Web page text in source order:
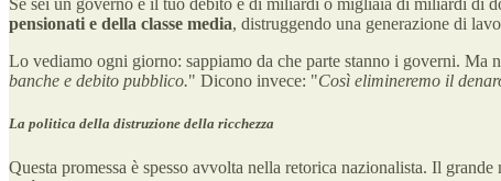
Se sei un governo e il tuo debito è di miliardi o migliaia di miliardi di
pensionati e della classe media, distruggendo una generazione di
Lo vediamo ogni giorno: sappiamo da che parte stanno i governi. Ma
banche e debito pubblico." Dicono invece: "Così elimineremo il
La politica della distruzione della ricchezza
Questa promessa è spesso avvolta nella retorica nazionalista. Il